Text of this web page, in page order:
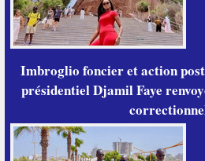
Imbroglio foncier et action
présidentiel Djamil Faye